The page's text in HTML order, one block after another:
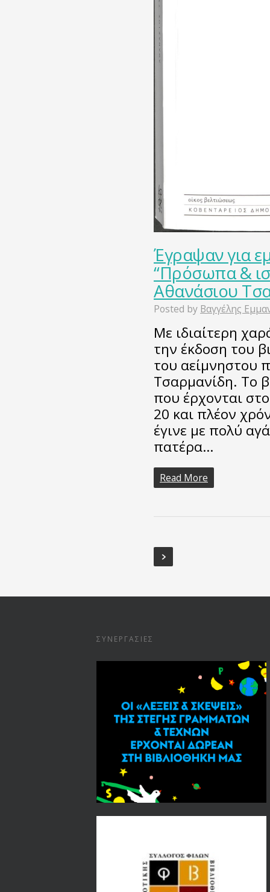
Έγραψαν για
“Πρόσωπα &
Αθανάσιου
Posted by Βαγγέλης
Με ιδιαίτερη
την έκδοση του
του αείμνηστου
Τσαρμανίδη. Το
που έρχονται
20 και πλέον
έγινε με πολύ
πατέρα…
Read More
ΣΥΝΕΡΓΑΣΊΕΣ